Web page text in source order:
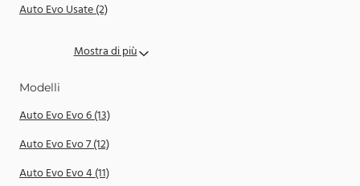
Auto Evo Usate (2)
Mostra di più
Modelli
Auto Evo Evo 6 (13)
Auto Evo Evo 7 (12)
Auto Evo Evo 4 (11)